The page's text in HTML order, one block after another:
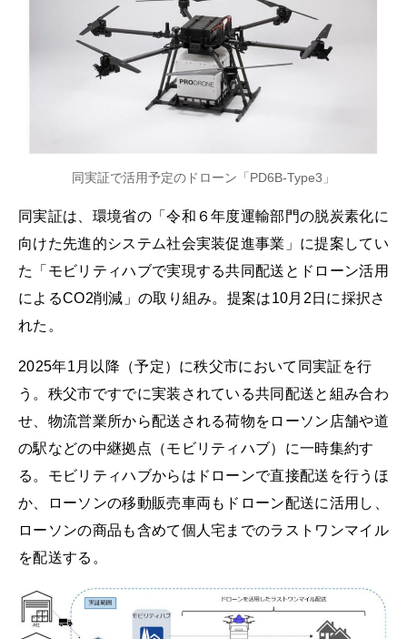
同実証で活用予定のドローン「PD6B-Type3」
同実証は、環境省の「令和６年度運輸部門の脱炭素化に
向けた先進的システム社会実装促進事業」に提案してい
た「モビリティハブで実現する共同配送とドローン活用
によるCO2削減」の取り組み。提案は10月2日に採択さ
れた。
2025年1月以降（予定）に秩父市において同実証を行
う。秩父市ですでに実装されている共同配送と組み合わ
せ、物流営業所から配送される荷物をローソン店舗や道
の駅などの中継拠点（モビリティハブ）に一時集約す
る。モビリティハブからはドローンで直接配送を行うほ
か、ローソンの移動販売車両もドローン配送に活用し、
ローソンの商品も含めて個人宅までのラストワンマイル
を配送する。